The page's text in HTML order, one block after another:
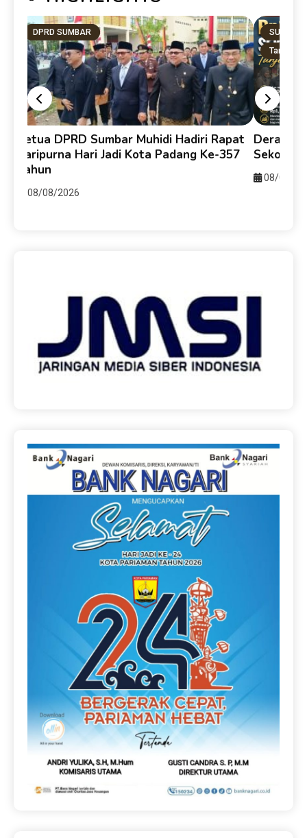
DPRD SUMBAR
Ketua DPRD Sumbar Muhidi Hadiri Rapat
Paripurna Hari Jadi Kota Padang Ke-357
Tahun
08/08/2026
SUMBAR
Tanah
Sekolah
08/08/